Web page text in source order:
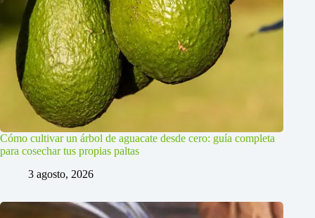
Cómo cultivar un árbol de aguacate desde cero: guía completa
para cosechar tus propias paltas
3 agosto, 2026